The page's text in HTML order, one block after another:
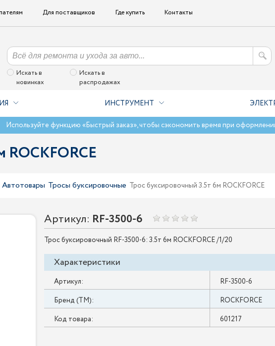
Для поставщиков Где купить Контакты
Искать в
новинках
Искать в
распродажах
ИНСТРУМЕНТ
Используйте функцию «Быстрый заказ», чтобы сэкономить время при
ROCKFORCE
Автотовары Тросы буксировочные Трос буксировочный 3.5т 6м ROCKFORCE
Артикул: RF-3500-6
Трос буксировочный RF-3500-6: 3.5т 6м ROCKFORCE /1/20
Характеристики
Артикул:
RF-3500-6
Бренд (ТМ):
ROCKFORCE
Код товара:
601217